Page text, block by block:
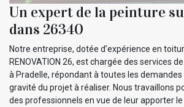
Un expert de la peinture
dans 26340
Notre entreprise, dotée d’expérience en
RENOVATION 26, est chargée des services
à Pradelle, répondant à toutes les demandes
gravité du projet à réaliser. Nous travaillons
des professionnels en vue de leur apporter